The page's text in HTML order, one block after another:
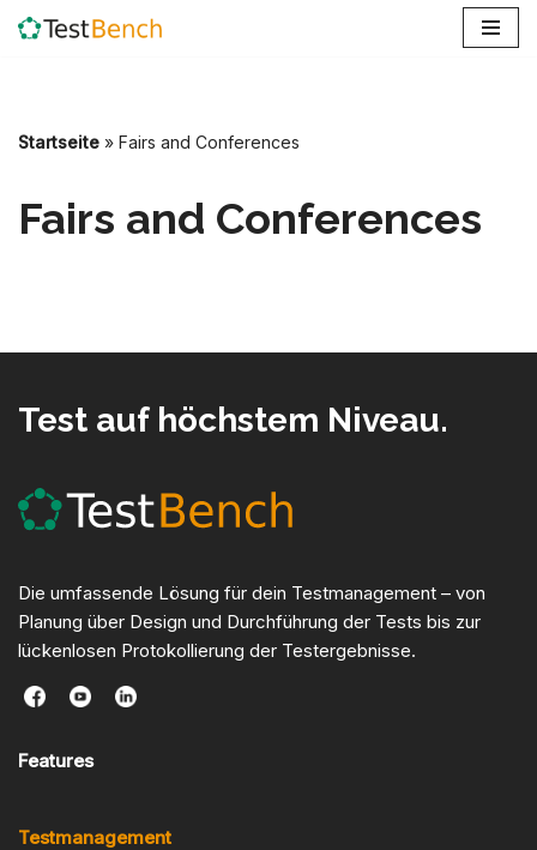
Startseite » Fairs and Conferences
Fairs and Conferences
Test auf höchstem Niveau.
Die umfassende Lösung für dein Testmanagement – von
Planung über Design und Durchführung der Tests bis zur
lückenlosen Protokollierung der Testergebnisse.
Features
Testmanagement